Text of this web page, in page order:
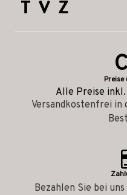
Preise
Alle Preise
Versandkostenfrei in
Bezahlen Sie bei